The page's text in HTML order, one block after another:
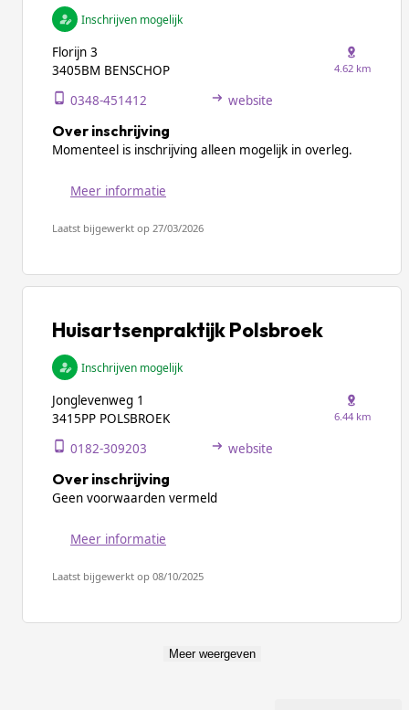
Inschrijven mogelijk
Florijn 3
3405BM BENSCHOP
4.62 km
0348-451412 website
Over inschrijving
Momenteel is inschrijving alleen mogelijk in overleg.
Meer informatie
Laatst bijgewerkt op 27/03/2026
Huisartsenpraktijk Polsbroek
Inschrijven mogelijk
Jonglevenweg 1
3415PP POLSBROEK
6.44 km
0182-309203 website
Over inschrijving
Geen voorwaarden vermeld
Meer informatie
Laatst bijgewerkt op 08/10/2025
Meer weergeven